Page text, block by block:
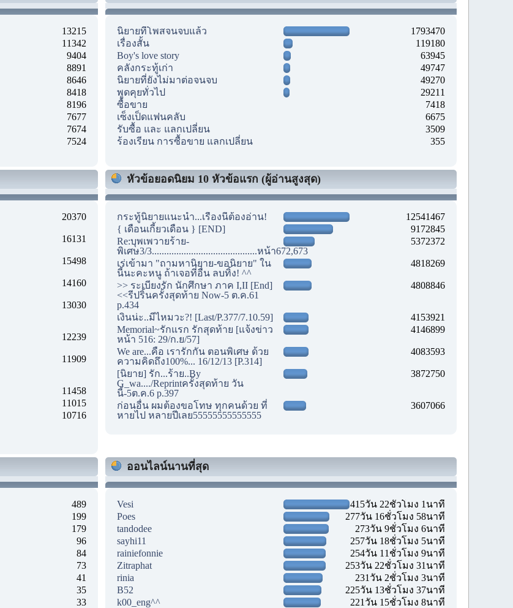
13215
11342
9404
8891
8646
8418
8196
7677
7674
7524
นิยายที่โพสจนจบแล้ว
1793470
เรื่องสั้น
119180
Boy's love story
63945
คลังกระทู้เก่า
49747
นิยายที่ยังไม่มาต่อจนจบ
49270
พูดคุยทั่วไป
29211
ซื้อขาย
7418
เซ็งเป็ดแฟนคลับ
6675
รับซื้อ และ แลกเปลี่ยน
3509
ร้องเรียน การซื้อขาย แลกเปลี่ยน
355
20370
16131
15498
14160
13030
12239
11909
11458
11015
10716
หัวข้อยอดนิยม 10 หัวข้อแรก (ผู้อ่านสูงสุด)
กระทู้นิยายแนะนำ...เรื่องนี้ต้องอ่าน!
12541467
{ เดือนเกี้ยวเดือน } [END]
9172845
Re:บุพเพวายร้าย-
พิเศษ3/3...........................................หน้า672,673
5372372
เร่เข้ามา "ถามหานิยาย-ขอนิยาย" ใน
นี้นะคะหนู ถ้าเจอที่อื่น ลบทิ้ง! ^^
4818269
>> ระเบียงรัก นักศึกษา ภาค I,II [End]
<<รีปริ้นครั้งสุดท้าย Now-5 ต.ค.61
p.434
4808846
เงินน่ะ..มีไหมวะ?! [Last/P.377/7.10.59]
4153921
Memorial~รักแรก รักสุดท้าย [แจ้งข่าว
หน้า 516: 29/ก.ย/57]
4146899
We are...คือ เรารักกัน ตอนพิเศษ ด้วย
ความคิดถึง100%... 16/12/13 [P.314]
4083593
[นิยาย] รัก...ร้าย..By
G_wa..../Reprintครั้งสุดท้าย วัน
นี้-5ต.ค.6 p.397
3872750
ก่อนอื่น ผมต้องขอโทษ ทุกคนด้วย ที่
หายไป หลายปีเลย55555555555555
3607066
489
199
179
96
84
73
41
35
33
ออนไลน์นานที่สุด
Vesi
415วัน 22ชั่วโมง 1นาที
Poes
277วัน 16ชั่วโมง 58นาที
tandodee
273วัน 9ชั่วโมง 6นาที
sayhi11
257วัน 18ชั่วโมง 5นาที
rainiefonnie
254วัน 11ชั่วโมง 9นาที
Zitraphat
253วัน 22ชั่วโมง 31นาที
rinia
231วัน 2ชั่วโมง 3นาที
B52
225วัน 13ชั่วโมง 37นาที
k00_eng^^
221วัน 15ชั่วโมง 8นาที